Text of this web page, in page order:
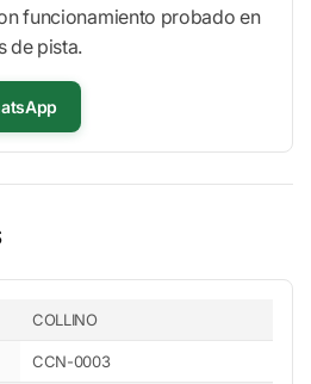
funcionamiento probado en
de pista.
COLLINO
CCN-0003